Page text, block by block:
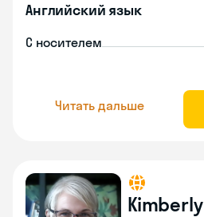
Английский язык
С носителем
Читать дальше
Kimberly